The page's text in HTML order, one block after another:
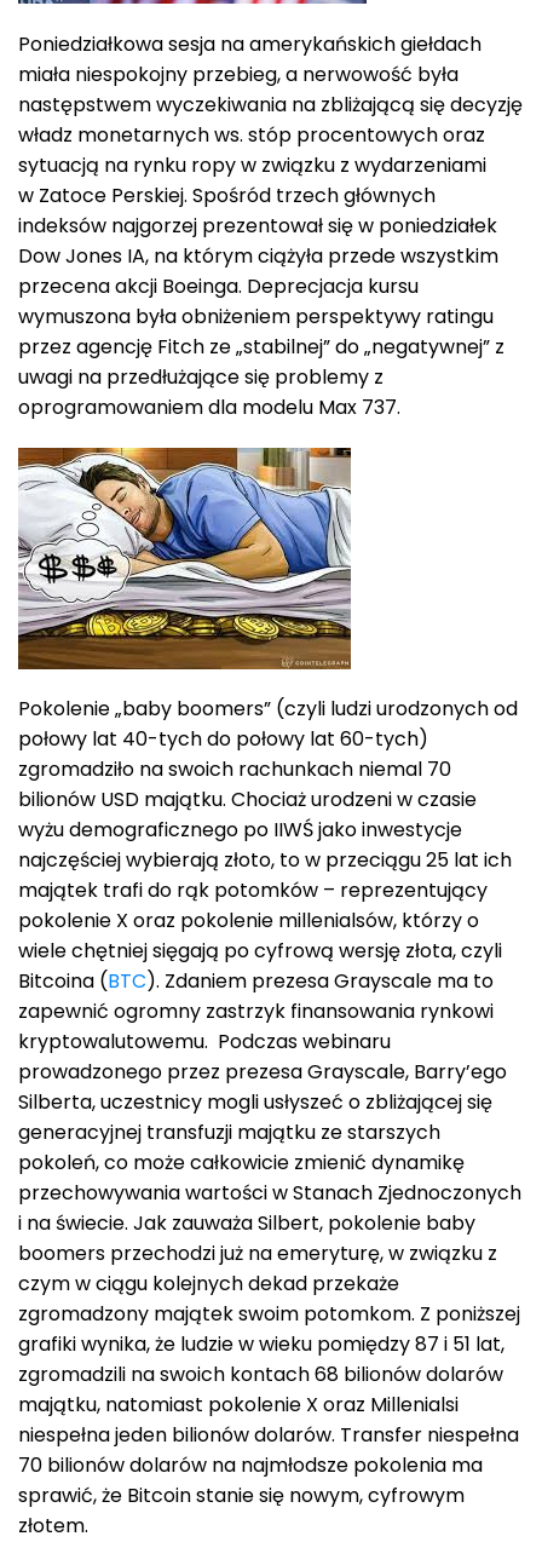
Poniedziałkowa sesja na amerykańskich giełdach
miała niespokojny przebieg, a nerwowość była
następstwem wyczekiwania na zbliżającą się decyzję
władz monetarnych ws. stóp procentowych oraz
sytuacją na rynku ropy w związku z wydarzeniami
w Zatoce Perskiej. Spośród trzech głównych
indeksów najgorzej prezentował się w poniedziałek
Dow Jones IA, na którym ciążyła przede wszystkim
przecena akcji Boeinga. Deprecjacja kursu
wymuszona była obniżeniem perspektywy ratingu
przez agencję Fitch ze „stabilnej” do „negatywnej” z
uwagi na przedłużające się problemy z
oprogramowaniem dla modelu Max 737.
Pokolenie „baby boomers” (czyli ludzi urodzonych od
połowy lat 40-tych do połowy lat 60-tych)
zgromadziło na swoich rachunkach niemal 70
bilionów USD majątku. Chociaż urodzeni w czasie
wyżu demograficznego po IIWŚ jako inwestycje
najczęściej wybierają złoto, to w przeciągu 25 lat ich
majątek trafi do rąk potomków – reprezentujący
pokolenie X oraz pokolenie millenialsów, którzy o
wiele chętniej sięgają po cyfrową wersję złota, czyli
Bitcoina (BTC). Zdaniem prezesa Grayscale ma to
zapewnić ogromny zastrzyk finansowania rynkowi
kryptowalutowemu. Podczas webinaru
prowadzonego przez prezesa Grayscale, Barry’ego
Silberta, uczestnicy mogli usłyszeć o zbliżającej się
generacyjnej transfuzji majątku ze starszych
pokoleń, co może całkowicie zmienić dynamikę
przechowywania wartości w Stanach Zjednoczonych
i na świecie. Jak zauważa Silbert, pokolenie baby
boomers przechodzi już na emeryturę, w związku z
czym w ciągu kolejnych dekad przekaże
zgromadzony majątek swoim potomkom. Z poniższej
grafiki wynika, że ludzie w wieku pomiędzy 87 i 51 lat,
zgromadzili na swoich kontach 68 bilionów dolarów
majątku, natomiast pokolenie X oraz Millenialsi
niespełna jeden bilionów dolarów. Transfer niespełna
70 bilionów dolarów na najmłodsze pokolenia ma
sprawić, że Bitcoin stanie się nowym, cyfrowym
złotem.